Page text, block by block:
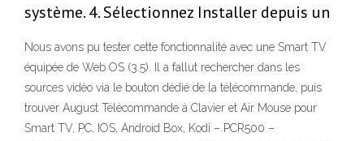
système. 4. Sélectionnez Installer depuis un
Nous avons pu tester cette fonctionnalité avec une Smart TV
équipée de Web OS (3.5). Il a fallut rechercher dans les
sources vidéo via le bouton dédié de la télécommande, puis
trouver August Télécommande à Clavier et Air Mouse pour
Smart TV, PC, IOS, Android Box, Kodi – PCR500 –